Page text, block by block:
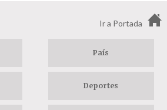
Ir a Portada
País
Deportes